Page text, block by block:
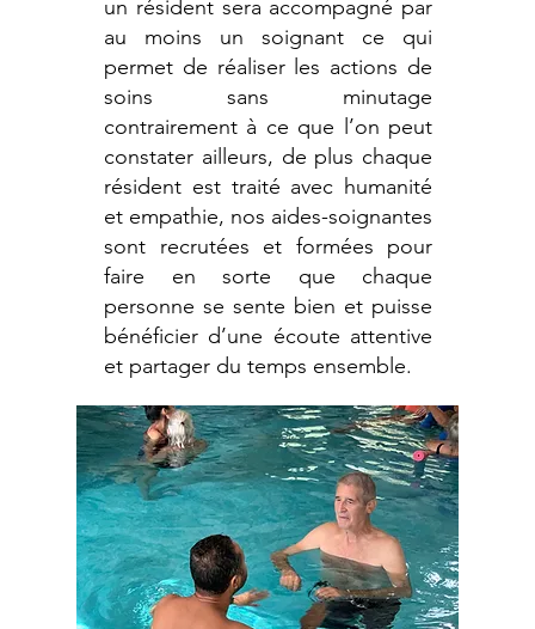
un résident sera accompagné par
au moins un soignant ce qui
permet de réaliser les actions de
soins sans minutage
contrairement à ce que l’on peut
constater ailleurs, de plus chaque
résident est traité avec humanité
et empathie, nos aides-soignantes
sont recrutées et formées pour
faire en sorte que chaque
personne se sente bien et puisse
bénéficier d’une écoute attentive
et partager du temps ensemble.